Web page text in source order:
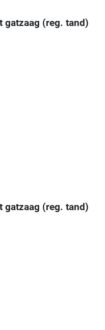
gatzaag (reg. tand)
gatzaag (reg. tand)